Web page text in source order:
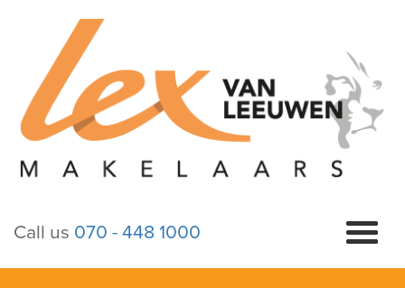
Call us 070 - 448 1000